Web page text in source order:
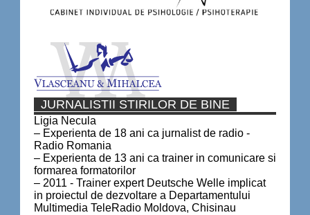
JURNALISTII STIRILOR DE BINE
Ligia Necula
– Experienta de 18 ani ca jurnalist de radio -
Radio Romania
– Experienta de 13 ani ca trainer in comunicare si
formarea formatorilor
– 2011 - Trainer expert Deutsche Welle implicat
in proiectul de dezvoltare a Departamentului
Multimedia TeleRadio Moldova, Chisinau